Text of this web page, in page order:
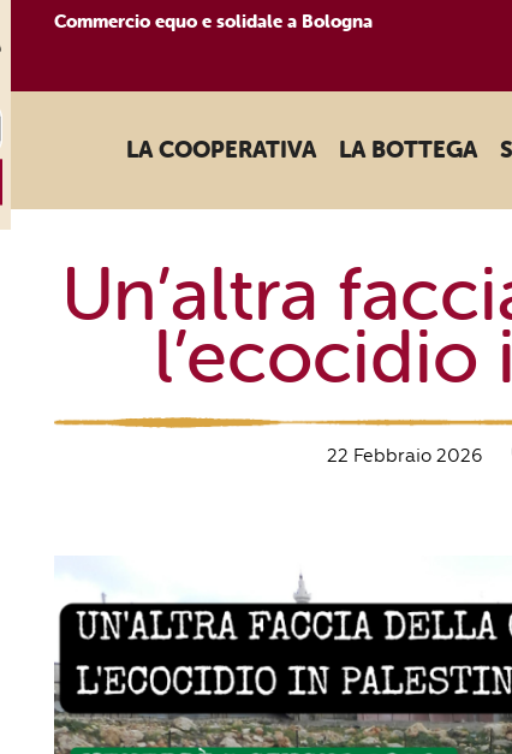
Commercio equo e solidale a Bologna
LA COOPERATIVA LA BOTTEGA
Un’altra
l’ecocidio
22 Febbraio 2026